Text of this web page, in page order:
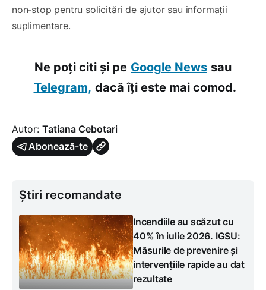
non‑stop pentru solicitări de ajutor sau informații
suplimentare.
Ne poți citi și pe Google News sau
Telegram, dacă îți este mai comod.
Autor: Tatiana Cebotari
Abonează-te
Știri recomandate
Incendiile au scăzut cu
40% în iulie 2026. IGSU:
Măsurile de prevenire și
intervențiile rapide au dat
rezultate